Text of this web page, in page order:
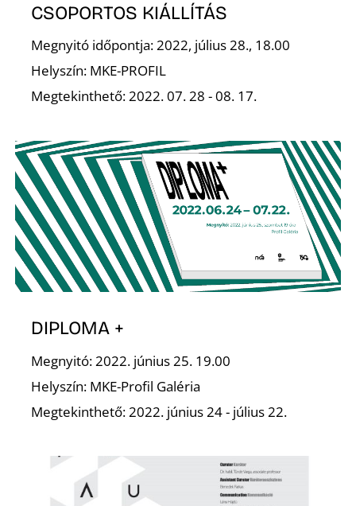
CSOPORTOS KIÁLLÍTÁS
Megnyitó időpontja: 2022, július 28., 18.00
Helyszín: MKE-PROFIL
Megtekinthető: 2022. 07. 28 - 08. 17.
DIPLOMA +
Megnyitó: 2022. június 25. 19.00
Helyszín: MKE-Profil Galéria
Megtekinthető: 2022. június 24 - július 22.